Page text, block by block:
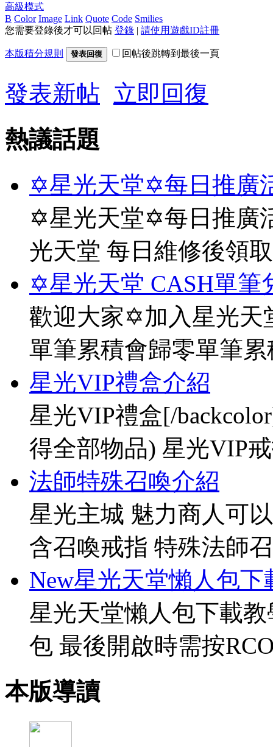
高級模式
B Color Image Link Quote Code Smilies
您需要登錄後才可以回帖 登錄 | 請使用遊戲ID註冊
本版積分規則 發表回復 回帖後跳轉到最後一頁
發表新帖 立即回復
熱議話題
✡星光天堂✡每日推廣
✡星光天堂✡每日推廣
光天堂 每日維修後領
✡星光天堂 CASH單筆
歡迎大家✡加入星光天
單筆累積會歸零單筆
星光VIP禮盒介紹
星光VIP禮盒[/
得全部物品) 星光VIP
法師特殊召喚介紹
星光主城 魅力商人可
含召喚戒指 特殊法師
New星光天堂懶人包下
星光天堂懶人包下載
包 最後開啟時需按
本版導讀